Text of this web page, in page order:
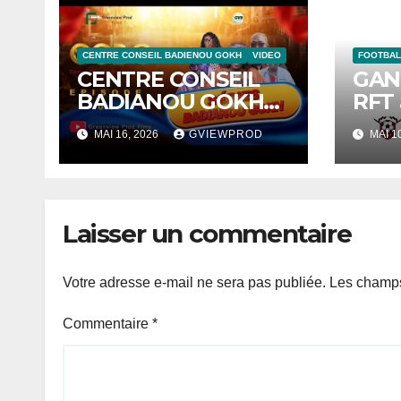
CENTRE CONSEIL BADIENOU GOKH VIDEO
CENTRE CONSEIL
BADIANOU GOKH
(CCBG): Saison 1 –
Episode 1
MAI 16, 2026 GVIEWPROD MAI
Laisser un commentaire
Votre adresse e-mail ne sera pas publiée. Les
Commentaire *